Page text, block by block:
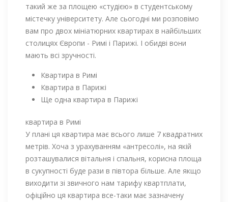
такий же за площею «студією» в студентському
містечку університету. Але сьогодні ми розповімо
вам про двох мініатюрних квартирах в найбільших
столицях Європи - Римі і Парижі. І обидві вони
мають всі зручності.
Квартира в Римі
Квартира в Парижі
Ще одна квартира в Парижі
квартира в Римі
У плані ця квартира має всього лише 7 квадратних
метрів. Хоча з урахуванням «антресолі», на якій
розташувалися вітальня і спальня, корисна площа
в сукупності буде рази в півтора більше. Але якщо
виходити зі звичного нам тарифу квартплати,
офіційно ця квартира все-таки має зазначену